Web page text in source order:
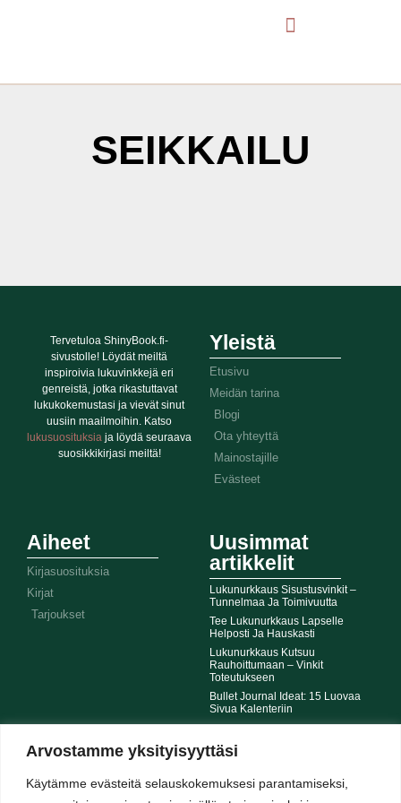
Arvostamme yksityisyyttäsi
Käytämme evästeitä selauskokemuksesi parantamiseksi,
SEIKKAILU
Tervetuloa ShinyBook.fi-
sivustolle! Löydät meiltä
inspiroivia lukuvinkkejä eri
genreistä, jotka rikastuttavat
lukukokemustasi ja vievät sinut
uusiin maailmoihin. Katso
lukusuosituksia ja löydä seuraava
suosikkikirjasi meiltä!
Yleistä
Etusivu
Meidän tarina
Blogi
Ota yhteyttä
Mainostajille
Evästeet
Aiheet
Kirjasuosituksia
Kirjat
Tarjoukset
Uusimmat
artikkelit
Lukunurkkaus Sisustusvinkit –
Tunnelmaa Ja Toimivuutta
Tee Lukunurkkaus Lapselle
Helposti Ja Hauskasti
Lukunurkkaus Kutsuu
Rauhoittumaan – Vinkit
Toteutukseen
Bullet Journal Ideat: 15 Luovaa
Sivua Kalenteriin